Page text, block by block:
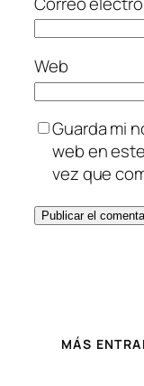
Web
Guarda mi
web en
vez que
MÁS